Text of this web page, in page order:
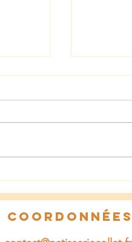
coordonnées